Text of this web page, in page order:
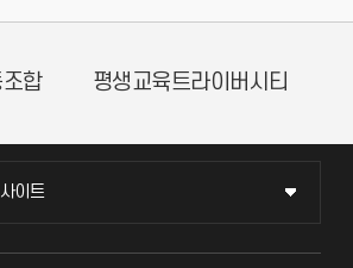
터 인천국제개발협력센터
이트
이트